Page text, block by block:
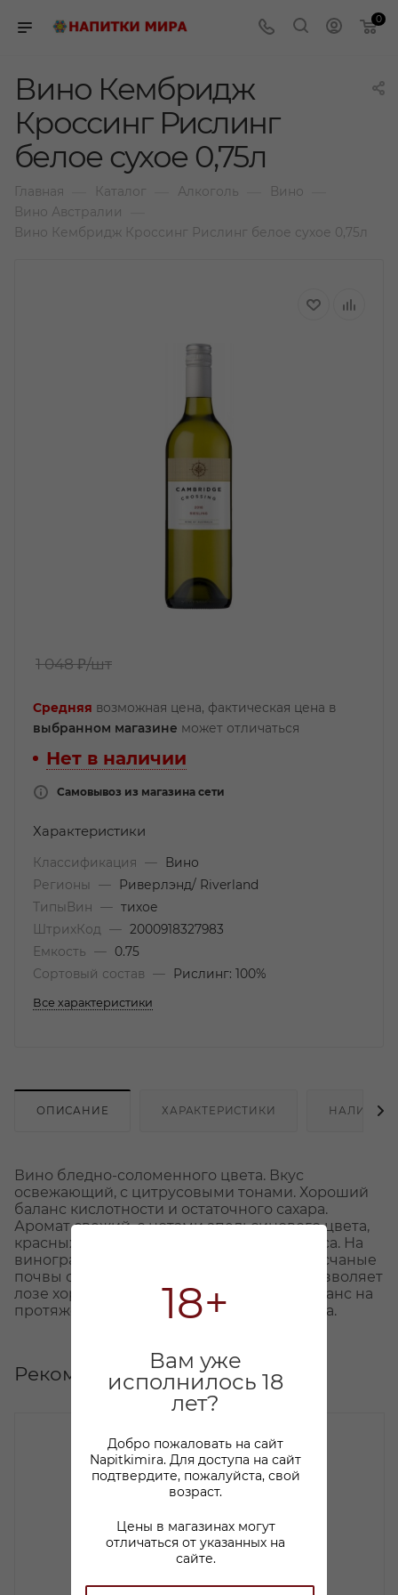
18+
Вам уже
исполнилось 18
лет?
Добро пожаловать на сайт
Napitkimira. Для доступа на сайт
подтвердите, пожалуйста, свой
возраст.
Цены в магазинах могут
отличаться от указанных на
сайте.
0
Вино Кембридж
Кроссинг Рислинг
белое сухое 0,75л
Главная Каталог Алкоголь Вино
Вино Австралии
Вино Кембридж Кроссинг Рислинг белое сухое 0,75л
1 048 ₽/шт
Средняя возможная цена, фактическая цена в
выбранном магазине может отличаться
Нет в наличии
Самовывоз из магазина сети
Характеристики
Классификация —
Вино
Регионы
—
Риверлэнд/ Riverland
ТипыВин
— тихое
ШтрихКод
— 2000918327983
Емкость
—
0.75
Сортовый состав
— Рислинг: 100%
Все характеристики
ОПИСАНИЕ ХАРАКТЕРИСТИКИ НАЛИЧИЕ
Вино бледно-соломенного цвета. Вкус
освежающий, с цитрусовыми тонами. Хороший
баланс кислотности и остаточного сахара.
Аромат свежий, с нотами апельсинового цвета,
красных яблок и свежесрезанного ананаса. На
виноградниках преобладают красные песчаные
почвы с известняковой подушкой, что позволяет
лозе хорошо контролировать водный баланс на
протяжении всего вегетативного периода.
Рекомендуем